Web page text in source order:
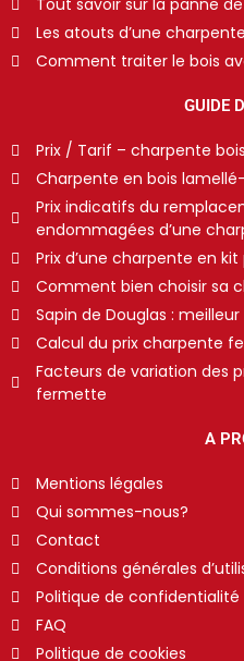
Tout savoir sur la panne
Les atouts d’une
Comment traiter le bois
GUIDE
Prix / Tarif – charpente bois
Charpente en bois
Prix indicatifs du
endommagées d’une
Prix d’une charpente en
Comment bien choisir sa
Sapin de Douglas :
Calcul du prix charpente
Facteurs de variation des
fermette
A
Mentions légales
Qui sommes-nous?
Contact
Conditions générales
Politique de confidentialité
FAQ
Politique de cookies